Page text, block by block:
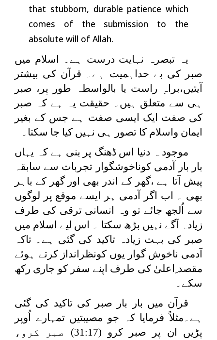
that stubborn, durable patience which
comes of the submission to the
absolute will of Allah.
یہ تبصرہ نہایت درست ہے۔ اسلام میں
صبر کی بے حداہمیت ہے۔ قرآن کی بیشتر
آیتیں،براہِ راست یا بالواسطہ طور پر، صبر
ہی سے متعلق ہیں۔ حقیقت یہ ہے کہ صبر
کی صفت ایک ایسی صفت ہے جس کے بغیر
ایمان واسلام کا تصور ہی نہیں کیا جا سکتا۔
موجود ہ دنیا اس ڈھنگ پر بنی ہے کہ یہاں
بار بار آدمی کوناخوشگوار تجربات سے سابقہ
پیش آتا ہے ،گھر کے اندر بھی اور گھر کے باہر
بھی ۔ اب اگر آدمی ہر ایسے موقع پر لوگوں
سے اُلجھ جائے تو وہ انسانی ترقی کی طرف
زیادہ آگے نہیں بڑھ سکتا ۔ اس لیے اسلام میں
صبر کی بہت زیادہ تاکید کی گئی ہے۔ تاکہ
آدمی ناخوش گوار یوں کونظرانداز کرتے ہوئے
مقصد ِاعلیٰ کی طرف اپنے سفر کو جاری رکھ
سکے۔
قرآن میں بار بار صبر کی تاکید کی گئی
ہے۔مثلاً فرمایا کہ جو مصیبتیں تمہارے اُوپر
پڑیں ان پر صبر کرو (31:17) صبر کرو،